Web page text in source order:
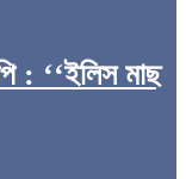
: ‘‘ইলিস মাছ